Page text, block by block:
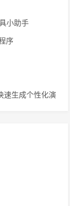
小助手
序
速生成个性化演